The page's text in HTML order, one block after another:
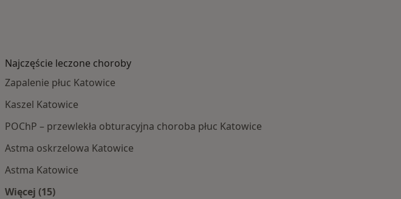
Najczęście leczone choroby
Zapalenie płuc Katowice
Kaszel Katowice
POChP – przewlekła obturacyjna choroba płuc Katowice
Astma oskrzelowa Katowice
Astma Katowice
Więcej (15)